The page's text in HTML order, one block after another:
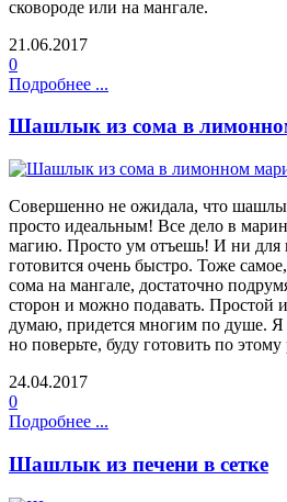
сковороде или на мангале.
21.06.2017
0
Подробнее ...
Шашлык из сома в
Совершенно не ожидала, что
просто идеальным! Все дело в
магию. Просто ум отъешь! И ни для
готовится очень быстро. Тоже
сома на мангале, достаточно
сторон и можно подавать. Простой
думаю, придется многим по душе.
но поверьте, буду готовить по
24.04.2017
0
Подробнее ...
Шашлык из печени в сетке